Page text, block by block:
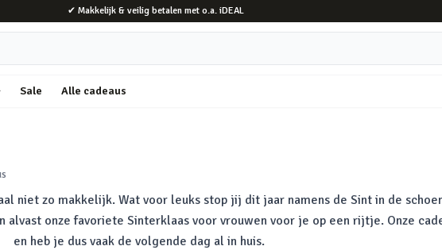
✔ Makkelijk & veilig betalen met o.a. iDEAL
Sale Alle cadeaus
niet zo makkelijk. Wat voor leuks stop jij dit jaar namens de Sint in de
onze favoriete Sinterklaas voor vrouwen voor je op een rijtje. Onze
en heb je dus vaak de volgende dag al in huis.